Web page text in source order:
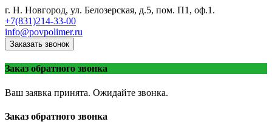
г. Н. Новгород, ул. Белозерская, д.5, пом. П1, оф.1.
+7(831)214-33-00
info@povpolimer.ru
Заказать звонок
Заказ обратного звонка
Ваш заявка принята. Ожидайте звонка.
Заказ обратного звонка